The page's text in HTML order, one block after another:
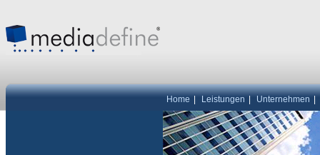
Home Leistungen Unternehmen